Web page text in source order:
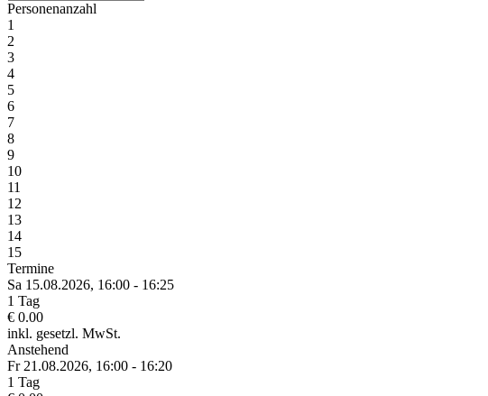
Personenanzahl
1
2
3
4
5
6
7
8
9
10
11
12
13
14
15
Termine
Sa 15.08.2026, 16:00 - 16:25
1 Tag
€ 0.00
inkl. gesetzl. MwSt.
Anstehend
Fr 21.08.2026, 16:00 - 16:20
1 Tag